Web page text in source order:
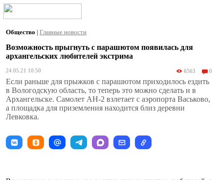
Общество | Главные новости
Возможность прыгнуть с парашютом появилась для
архангельских любителей экстрима
24.05.21 10:50 6563 0
Если раньше для прыжков с парашютом приходилось ездить
в Вологодскую область, то теперь это можно сделать и в
Архангельске. Самолет АН-2 взлетает с аэропорта Васьково,
а площадка для приземления находится близ деревни
Левковка.